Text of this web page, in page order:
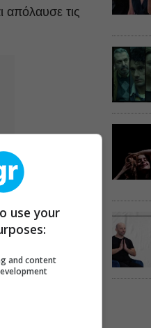
απόλαυσε τις
που θα σε
από την
ώστε να
τα5 cool
θα
use your
and content